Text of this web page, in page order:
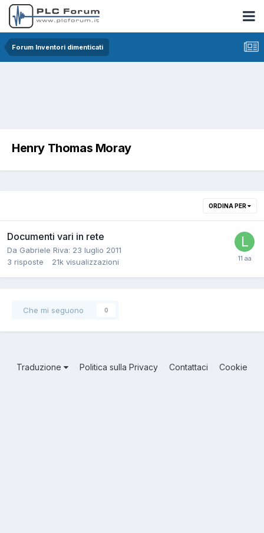
Forum Inventori dimenticati
Henry Thomas Moray
ORDINA PER
Documenti vari in rete
Da Gabriele Riva: 23 luglio 2011
3 risposte 21k visualizzazioni
Che mi seguono 0
Traduzione Politica sulla Privacy Contattaci Cookie